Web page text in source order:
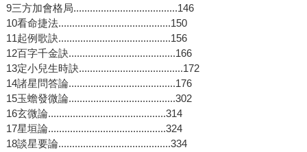
9三方加會格局......................................146
10看命捷法.........................................150
11起例歌訣.........................................156
12百字千金訣.......................................166
13定小兒生時訣......................................172
14諸星問答論.......................................176
15玉蟾發微論.......................................302
16玄微論...........................................314
17星垣論...........................................324
18談星要論.........................................334